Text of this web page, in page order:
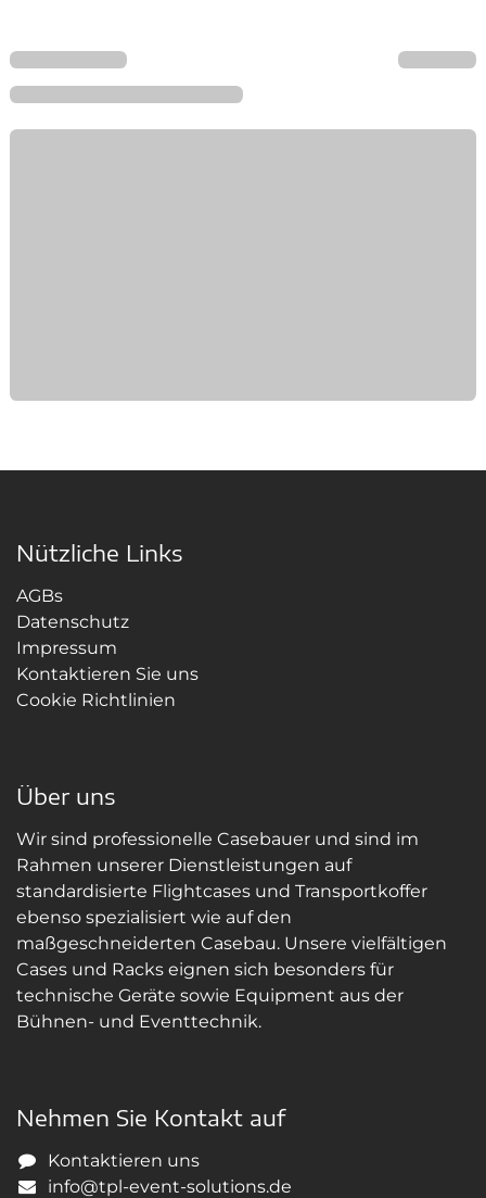
Nützliche Links
AGBs
Datenschutz
Impressum
Kontaktieren Sie uns
Cookie Richtlinien
Über uns
Wir sind professionelle Casebauer und sind im
Rahmen unserer Dienstleistungen auf
standardisierte Flightcases und Transportkoffer
ebenso spezialisiert wie auf den
maßgeschneiderten Casebau. Unsere vielfältigen
Cases und Racks eignen sich besonders für
technische Geräte sowie Equipment aus der
Bühnen- und Eventtechnik.
Nehmen Sie Kontakt auf
Kontaktieren uns
info@tpl-event-solutions.de